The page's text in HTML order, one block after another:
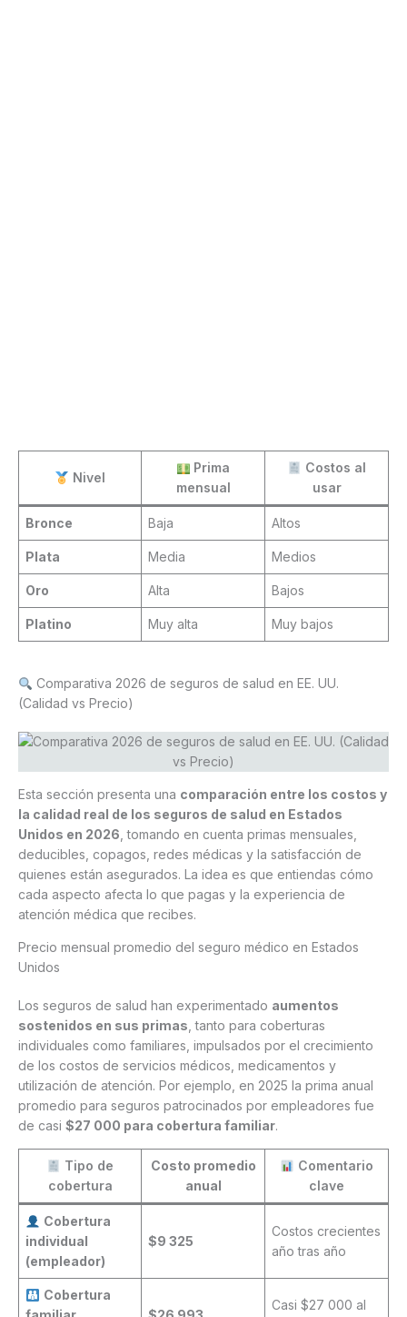
Nivel
Prima
mensual
Costos al
usar
Bronce Baja Altos
Plata Media Medios
Oro Alta Bajos
Platino Muy alta Muy bajos
Comparativa 2026 de seguros de salud en EE. UU.
(Calidad vs Precio)
Esta sección presenta una comparación entre los costos y
la calidad real de los seguros de salud en Estados
Unidos en 2026 , tomando en cuenta primas mensuales,
deducibles, copagos, redes médicas y la satisfacción de
quienes están asegurados. La idea es que entiendas cómo
cada aspecto afecta lo que pagas y la experiencia de
atención médica que recibes.
Precio mensual promedio del seguro médico en Estados
Unidos
Los seguros de salud han experimentado aumentos
sostenidos en sus primas , tanto para coberturas
individuales como familiares, impulsados por el crecimiento
de los costos de servicios médicos, medicamentos y
utilización de atención. Por ejemplo, en 2025 la prima anual
promedio para seguros patrocinados por empleadores fue
de casi $27 000 para cobertura familiar.
Tipo de
cobertura
Costo promedio
anual
Comentario
clave
Cobertura
individual
(empleador)
$9 325
Costos crecientes
año tras año
Cobertura
Casi $27 000 al